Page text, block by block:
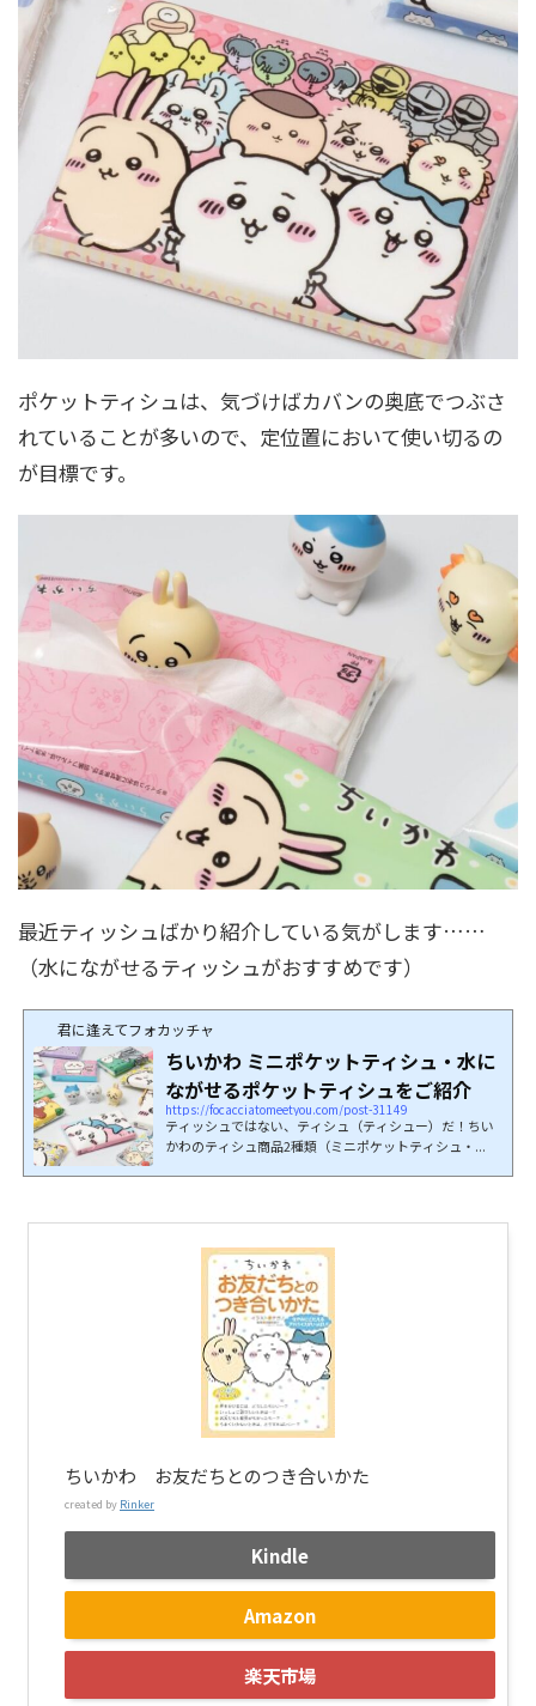
ポケットティシュは、気づけばカバンの奥底でつぶさ
れていることが多いので、定位置において使い切るの
が目標です。
最近ティッシュばかり紹介している気がします……
（水にながせるティッシュがおすすめです）
君に逢えてフォカッチャ
ちいかわ ミニポケットティシュ・水に
ながせるポケットティシュをご紹介
https://focacciatomeetyou.com/post-31149
ティッシュではない、ティシュ（ティシュー）だ！ちい
かわのティシュ商品2種類（ミニポケットティシュ・...
ちいかわ お友だちとのつき合いかた
created by Rinker
Kindle
Amazon
楽天市場